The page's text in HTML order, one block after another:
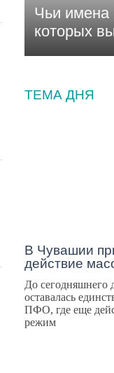
Чьи имена
которых
ТЕМА ДНЯ
В Чувашии
действие
До сегодняшнего
оставалась
ПФО, где еще
режим